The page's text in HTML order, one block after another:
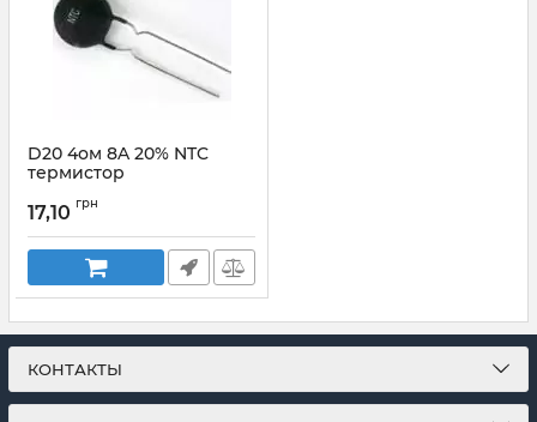
D20 4ом 8A 20% NTC
термистор
17,10 грн
КОНТАКТЫ